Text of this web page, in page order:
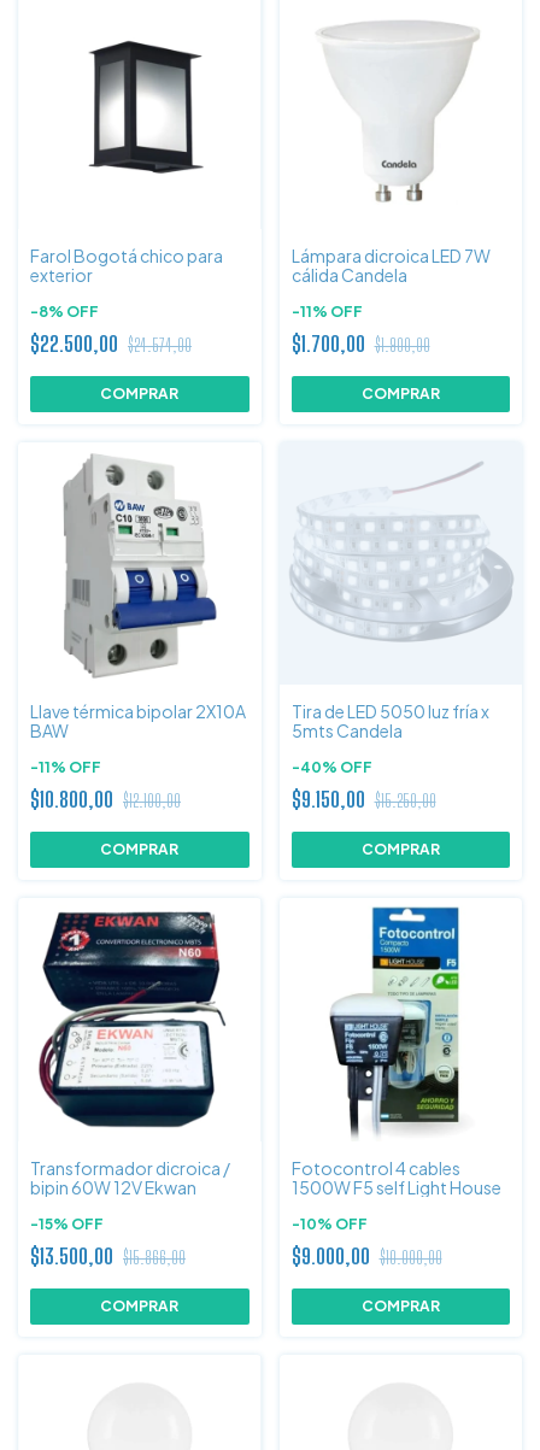
Farol Bogotá chico para
exterior
-8% OFF
$22.500,00 $24.574,00
Lámpara dicroica LED 7W
cálida Candela
-11% OFF
$1.700,00 $1.900,00
Llave térmica bipolar 2X10A
BAW
-11% OFF
$10.800,00 $12.100,00
Tira de LED 5050 luz fría x
5mts Candela
-40% OFF
$9.150,00 $15.250,00
Transformador dicroica /
bipin 60W 12V Ekwan
-15% OFF
$13.500,00 $15.866,00
Fotocontrol 4 cables
1500W F5 self Light House
-10% OFF
$9.000,00 $10.000,00